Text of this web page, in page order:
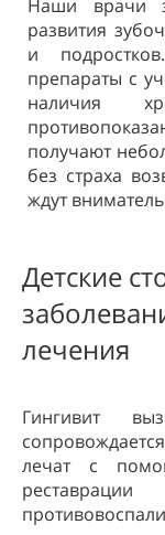
Наши врачи
развития
и
препараты с
наличия
получают
без страха
ждут
Детские
лечения
Гингивит
лечат с